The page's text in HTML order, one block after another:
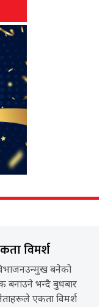
विमर्श
बनेको
बनाउने भन्दै बुधबार
एकता विमर्श